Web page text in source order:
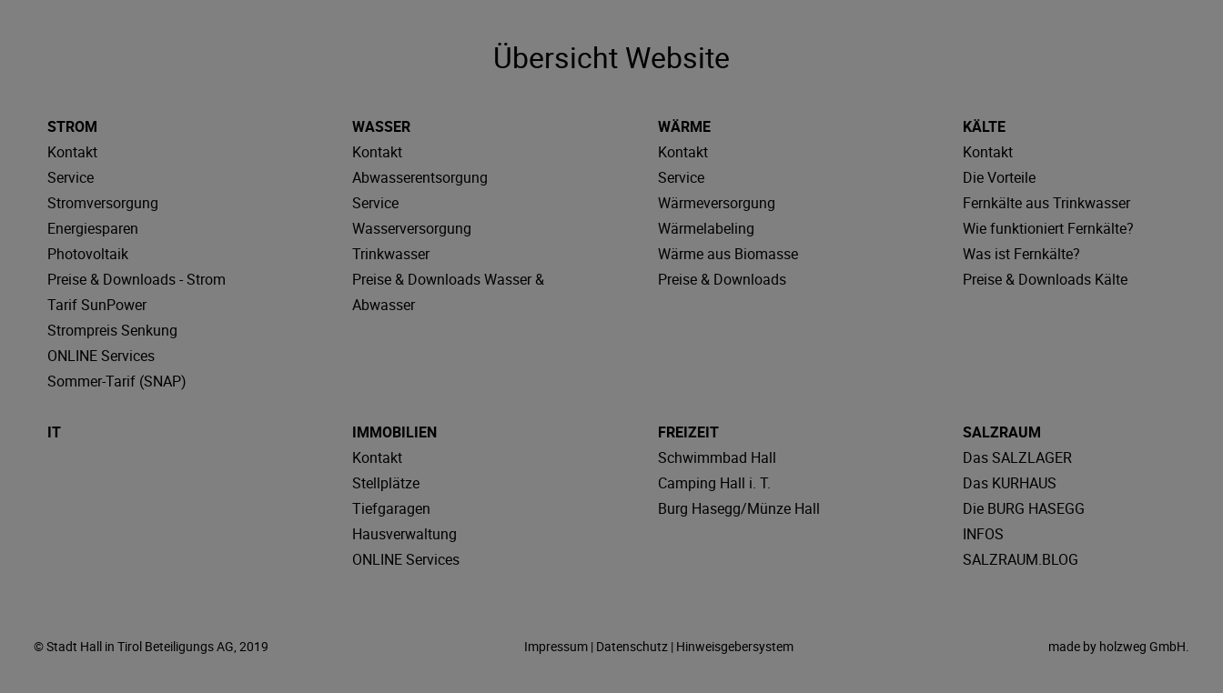
Übersicht Website
STROM
Kontakt
Service
Stromversorgung
Energiesparen
Photovoltaik
Preise & Downloads - Strom
Tarif SunPower
Strompreis Senkung
ONLINE Services
Sommer-Tarif (SNAP)
WASSER
Kontakt
Abwasserentsorgung
Service
Wasserversorgung
Trinkwasser
Preise & Downloads Wasser &
Abwasser
WÄRME
Kontakt
Service
Wärmeversorgung
Wärmelabeling
Wärme aus Biomasse
Preise & Downloads
KÄLTE
Kontakt
Die Vorteile
Fernkälte aus Trinkwasser
Wie funktioniert Fernkälte?
Was ist Fernkälte?
Preise & Downloads Kälte
IT
IMMOBILIEN
Kontakt
Stellplätze
Tiefgaragen
Hausverwaltung
ONLINE Services
FREIZEIT
Schwimmbad Hall
Camping Hall i. T.
Burg Hasegg/Münze Hall
SALZRAUM
Das SALZLAGER
Das KURHAUS
Die BURG HASEGG
INFOS
SALZRAUM.BLOG
© Stadt Hall in Tirol Beteiligungs AG, 2019 Impressum| Datenschutz| Hinweisgebersystem made by holzweg GmbH.